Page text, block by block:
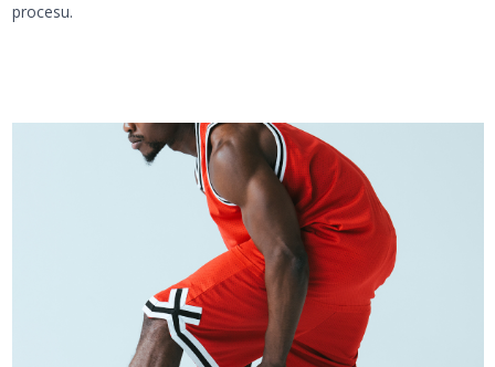
procesu.